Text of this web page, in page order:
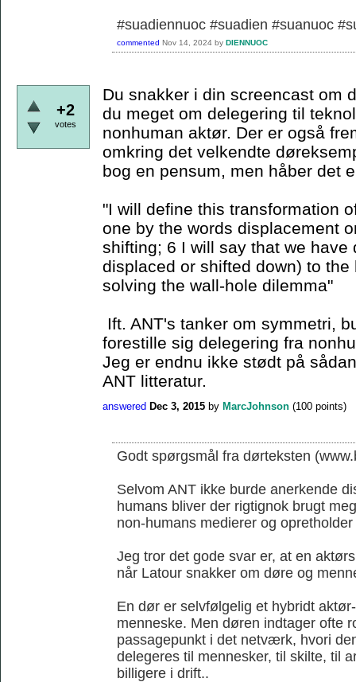
#suadiennuoc #suadien #suanuoc
commented Nov 14, 2024 by DIENNUOC
+2
votes
Du snakker i din screencast om
du meget om delegering til
nonhuman aktør. Der er også
omkring det velkendte
bog en pensum, men håber det
"I will define this transformation
one by the words displacement
shifting; 6 I will say that we have
displaced or shifted down) to
solving the wall-hole dilemma"
Ift. ANT's tanker om symmetri,
forestille sig delegering fra
Jeg er endnu ikke stødt på
ANT litteratur.
answered Dec 3, 2015 by MarcJohnson (100 points)
Godt spørgsmål fra dørteksten
Selvom ANT ikke burde anerkende
humans bliver der rigtignok brugt
non-humans medierer og
Jeg tror det gode svar er, at en
når Latour snakker om døre og
En dør er selvfølgelig et hybridt
menneske. Men døren indtager ofte
passagepunkt i det netværk, hvori
delegeres til mennesker, til skilte, til
billigere i drift..